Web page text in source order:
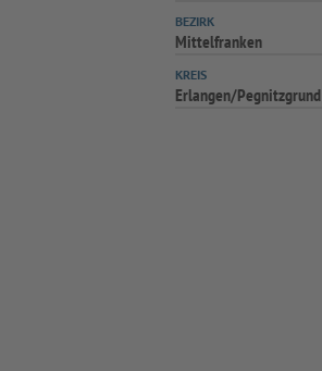
BEZIRK
Mittelfranken
KREIS
Erlangen/Pegnitzgrund